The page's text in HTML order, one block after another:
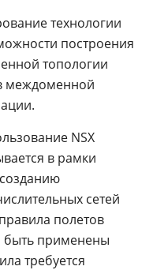
технологии
построения
топологии
междоменной
NSX
в рамки
сетей
полетов
быть применены
требуется